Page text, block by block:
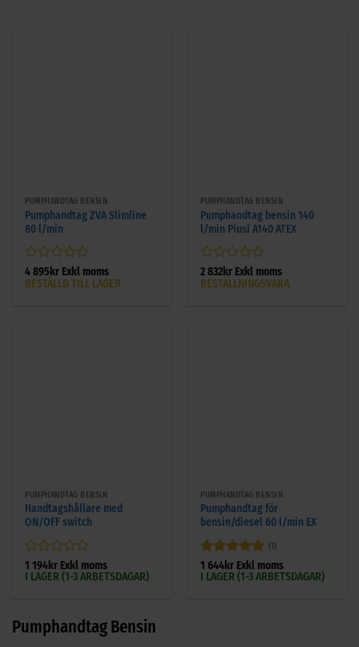
PUMPHANDTAG BENSIN
Pumphandtag ZVA Slimline
80 l/min
Betygsatt
0
4 895 kr Exkl moms
BESTÄLLD TILL LAGER
PUMPHANDTAG BENSIN
Pumphandtag bensin 140
l/min Piusi A140 ATEX
Betygsatt
0
2 832kr Exkl moms
BESTÄLLNINGSVARA
PUMPHANDTAG BENSIN
Handtagshållare med
ON/OFF switch
Betygsatt
1 194kr Exkl moms
I LAGER (1-3 ARBETSDAGAR)
PUMPHANDTAG BENSIN
Pumphandtag för
bensin/diesel 60 l/min EX
Betygsatt 5
av 5
(1)
1 644kr Exkl moms
I LAGER (1-3 ARBETSDAGAR)
Pumphandtag Bensin